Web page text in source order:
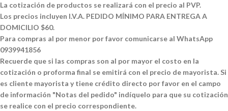
La cotización de productos se realizará con el precio al PVP.
Los precios incluyen I.V.A. PEDIDO MÍNIMO PARA ENTREGA A
DOMICILIO $60.
Para compras al por menor por favor comunicarse al WhatsApp
0939941856
Recuerde que si las compras son al por mayor el costo en la
cotización o proforma final se emitirá con el precio de mayorista. Si
es cliente mayorista y tiene crédito directo por favor en el campo
de información "Notas del pedido" indíquelo para que su cotización
se realice con el precio correspondiente.